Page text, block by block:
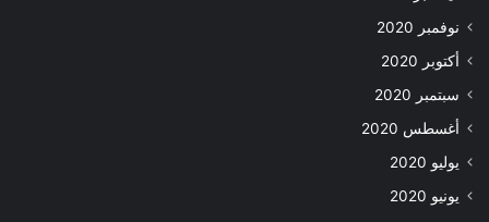
نوفمبر 2020
أكتوبر 2020
سبتمبر 2020
أغسطس 2020
يوليو 2020
يونيو 2020